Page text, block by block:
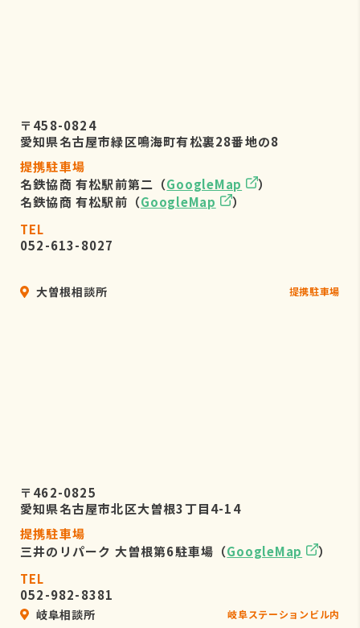
〒458-0824
愛知県名古屋市緑区鳴海町有松裏28番地の8
提携駐車場
名鉄協商 有松駅前第二（GoogleMap
）
名鉄協商 有松駅前（GoogleMap
）
TEL
052-613-8027
大曽根相談所 提携駐車場
〒462-0825
愛知県名古屋市北区大曽根3丁目4-14
提携駐車場
三井のリパーク 大曽根第6駐車場（GoogleMap
）
TEL
052-982-8381
岐阜相談所 岐阜ステーションビル内